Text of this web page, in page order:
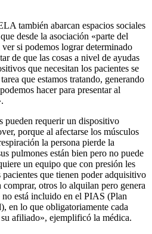
también abarcan espacios sociales
desde la asociación «parte del
si podemos lograr determinado
de que las cosas a nivel de ayudas
que necesitan los pacientes se
que estamos tratando, generando
hacer para presentar al
pueden requerir un dispositivo
porque al afectarse los músculos
la persona pierde la
pulmones están bien pero no puede
un equipo que con presión les
que tienen poder adquisitivo
otros lo alquilan pero genera
está incluido en el PIAS (Plan
en lo que obligatoriamente cada
afiliado», ejemplificó la médica.